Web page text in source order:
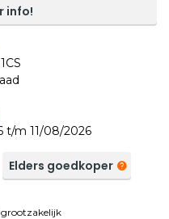
info!
t/m 11/08/2026
Elders goedkoper
grootzakelijk